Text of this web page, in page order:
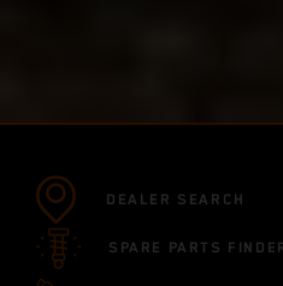
DEALER SEARCH
SPARE PARTS